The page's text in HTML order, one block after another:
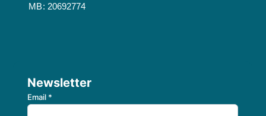
MB: 20692774